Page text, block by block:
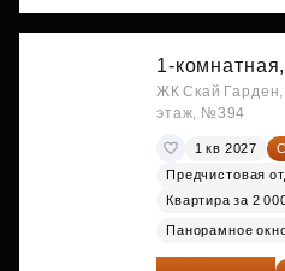
1-комнатная,
ЖК Скай Гарден,
этаж, №394
1 кв 2027
Предчистовая
Квартира за 2
Панорамное